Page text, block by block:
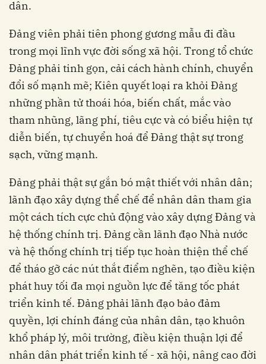
dân.
Đảng viên phải tiên phong gương mẫu đi đầu
trong mọi lĩnh vực đời sống xã hội. Trong tổ chức
Đảng phải tinh gọn, cải cách hành chính, chuyển
đổi số mạnh mẽ; Kiên quyết loại ra khỏi Đảng
những phần tử thoái hóa, biến chất, mắc vào
tham nhũng, lãng phí, tiêu cực và có biểu hiện tự
diễn biến, tự chuyển hoá để Đảng thật sự trong
sạch, vững mạnh.
Đảng phải thật sự gắn bó mật thiết với nhân dân;
lãnh đạo xây dựng thể chế để nhân dân tham gia
một cách tích cực chủ động vào xây dựng Đảng và
hệ thống chính trị. Đảng cần lãnh đạo Nhà nước
và hệ thống chính trị tiếp tục hoàn thiện thể chế
để tháo gỡ các nút thắt điểm nghẽn, tạo điều kiện
phát huy tối đa mọi nguồn lực để tăng tốc phát
triển kinh tế. Đảng phải lãnh đạo bảo đảm
quyền, lợi chính đáng của nhân dân, tạo khuôn
khổ pháp lý, môi trường, điều kiện thuận lợi để
nhân dân phát triển kinh tế - xã hội, nâng cao đời